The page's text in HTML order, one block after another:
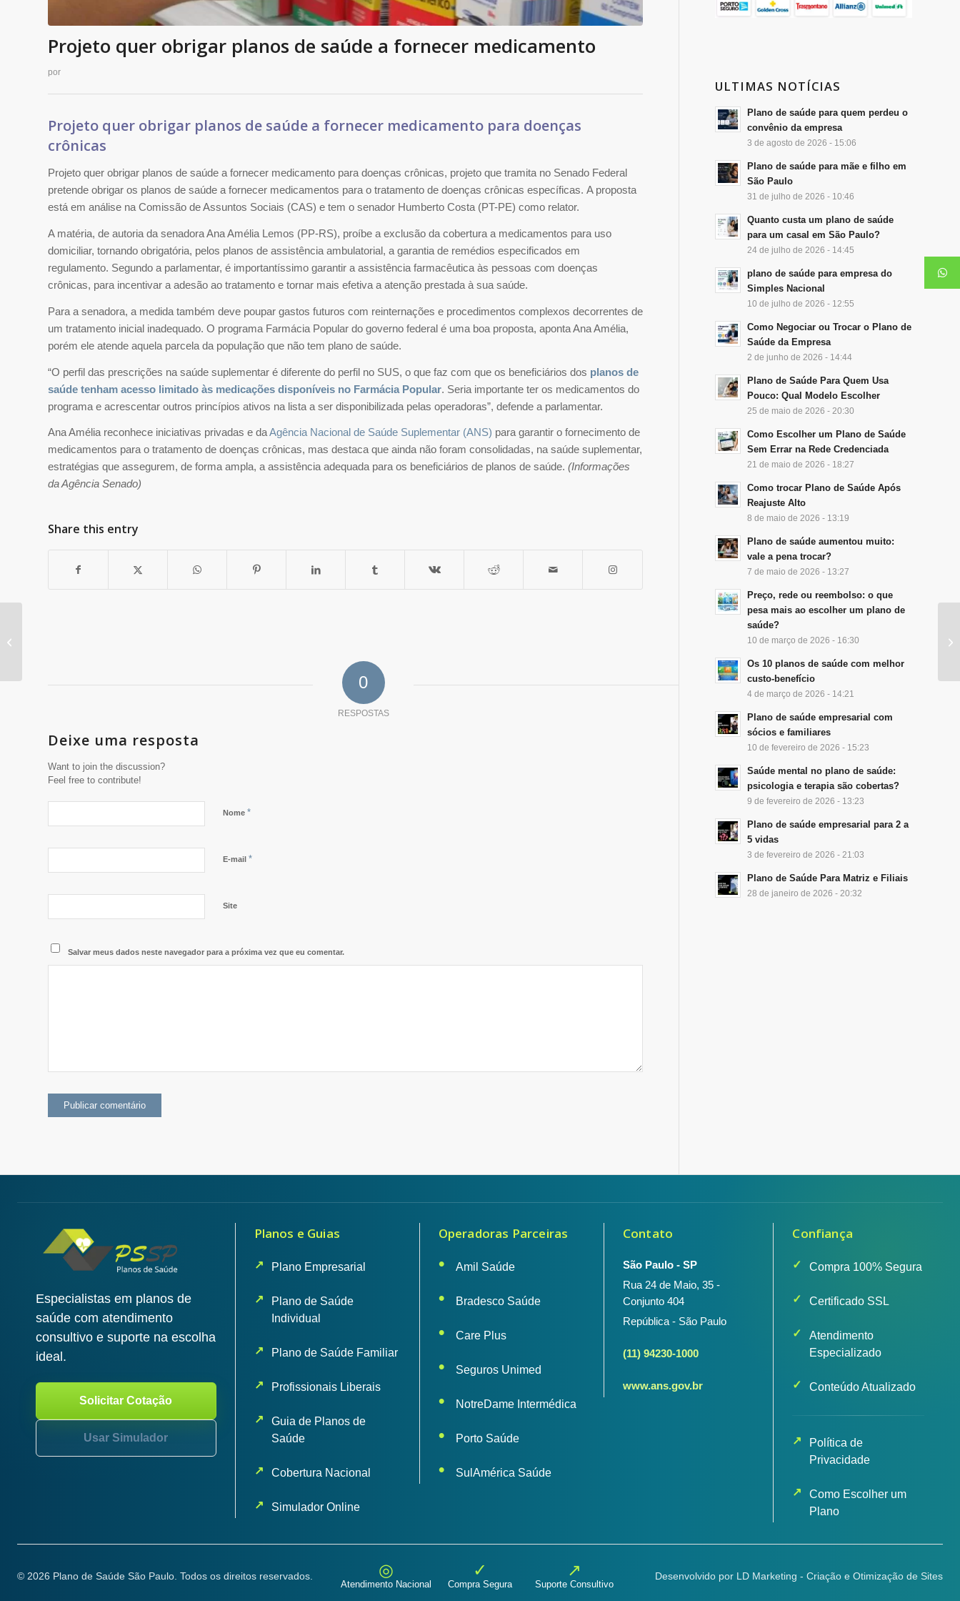
Projeto quer obrigar planos de saúde a fornecer medicamento
por
Projeto quer obrigar planos de saúde a fornecer medicamento para doenças
crônicas
Projeto quer obrigar planos de saúde a fornecer medicamento para doenças crônicas, projeto que tramita no Senado Federal
pretende obrigar os planos de saúde a fornecer medicamentos para o tratamento de doenças crônicas específicas. A proposta
está em análise na Comissão de Assuntos Sociais (CAS) e tem o senador Humberto Costa (PT-PE) como relator.
A matéria, de autoria da senadora Ana Amélia Lemos (PP-RS), proíbe a exclusão da cobertura a medicamentos para uso
domiciliar, tornando obrigatória, pelos planos de assistência ambulatorial, a garantia de remédios especificados em
regulamento. Segundo a parlamentar, é importantíssimo garantir a assistência farmacêutica às pessoas com doenças
crônicas, para incentivar a adesão ao tratamento e tornar mais efetiva a atenção prestada à sua saúde.
Para a senadora, a medida também deve poupar gastos futuros com reinternações e procedimentos complexos decorrentes de
um tratamento inicial inadequado. O programa Farmácia Popular do governo federal é uma boa proposta, aponta Ana Amélia,
porém ele atende aquela parcela da população que não tem plano de saúde.
“O perfil das prescrições na saúde suplementar é diferente do perfil no SUS, o que faz com que os beneficiários dos planos de
saúde tenham acesso limitado às medicações disponíveis no Farmácia Popular. Seria importante ter os medicamentos do
programa e acrescentar outros princípios ativos na lista a ser disponibilizada pelas operadoras”, defende a parlamentar.
Ana Amélia reconhece iniciativas privadas e daAgência Nacional de Saúde Suplementar (ANS) para garantir o fornecimento de
medicamentos para o tratamento de doenças crônicas, mas destaca que ainda não foram consolidadas, na saúde suplementar,
estratégias que assegurem, de forma ampla, a assistência adequada para os beneficiários de planos de saúde. (Informações
da Agência Senado)
Share this entry
0
RESPOSTAS
Deixe uma resposta
Want to join the discussion?
Feel free to contribute!
Nome *
E-mail *
Site
Salvar meus dados neste navegador para a próxima vez que eu comentar.
ULTIMAS NOTÍCIAS
Plano de saúde para quem perdeu o
convênio da empresa
3 de agosto de 2026 - 15:06
Plano de saúde para mãe e filho em
São Paulo
31 de julho de 2026 - 10:46
Quanto custa um plano de saúde
para um casal em São Paulo?
24 de julho de 2026 - 14:45
plano de saúde para empresa do
Simples Nacional
10 de julho de 2026 - 12:55
Como Negociar ou Trocar o Plano de
Saúde da Empresa
2 de junho de 2026 - 14:44
Plano de Saúde Para Quem Usa
Pouco: Qual Modelo Escolher
25 de maio de 2026 - 20:30
Como Escolher um Plano de Saúde
Sem Errar na Rede Credenciada
21 de maio de 2026 - 18:27
Como trocar Plano de Saúde Após
Reajuste Alto
8 de maio de 2026 - 13:19
Plano de saúde aumentou muito:
vale a pena trocar?
7 de maio de 2026 - 13:27
Preço, rede ou reembolso: o que
pesa mais ao escolher um plano de
saúde?
10 de março de 2026 - 16:30
Os 10 planos de saúde com melhor
custo-benefício
4 de março de 2026 - 14:21
Plano de saúde empresarial com
sócios e familiares
10 de fevereiro de 2026 - 15:23
Saúde mental no plano de saúde:
psicologia e terapia são cobertas?
9 de fevereiro de 2026 - 13:23
Plano de saúde empresarial para 2 a
5 vidas
3 de fevereiro de 2026 - 21:03
Plano de Saúde Para Matriz e Filiais
28 de janeiro de 2026 - 20:32
Especialistas em planos de
saúde com atendimento
consultivo e suporte na escolha
ideal.
Solicitar Cotação
Usar Simulador
Planos e Guias
Plano Empresarial
Plano de Saúde
Individual
Plano de Saúde Familiar
Profissionais Liberais
Guia de Planos de
Saúde
Cobertura Nacional
Simulador Online
Operadoras Parceiras
Amil Saúde
Bradesco Saúde
Care Plus
Seguros Unimed
NotreDame Intermédica
Porto Saúde
SulAmérica Saúde
Contato
São Paulo - SP
Rua 24 de Maio, 35 -
Conjunto 404
República - São Paulo
(11) 94230-1000
www.ans.gov.br
Confiança
Compra 100% Segura
Certificado SSL
Atendimento
Especializado
Conteúdo Atualizado
Política de
Privacidade
Como Escolher um
Plano
© 2026 Plano de Saúde São Paulo. Todos os direitos reservados. ◎
Atendimento Nacional
✓
Compra Segura
↗
Suporte Consultivo
Desenvolvido por LD Marketing - Criação e Otimização de Sites